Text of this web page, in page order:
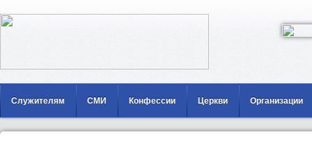
Служителям СМИ Конфессии Церкви Организации